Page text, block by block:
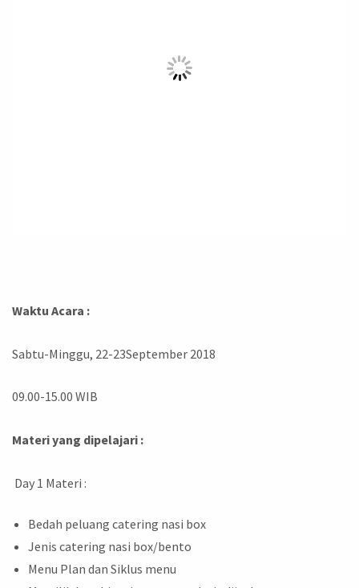
Waktu Acara :
Sabtu-Minggu, 22-23September 2018
09.00-15.00 WIB
Materi yang dipelajari :
Day 1 Materi :
Bedah peluang catering nasi box
Jenis catering nasi box/bento
Menu Plan dan Siklus menu